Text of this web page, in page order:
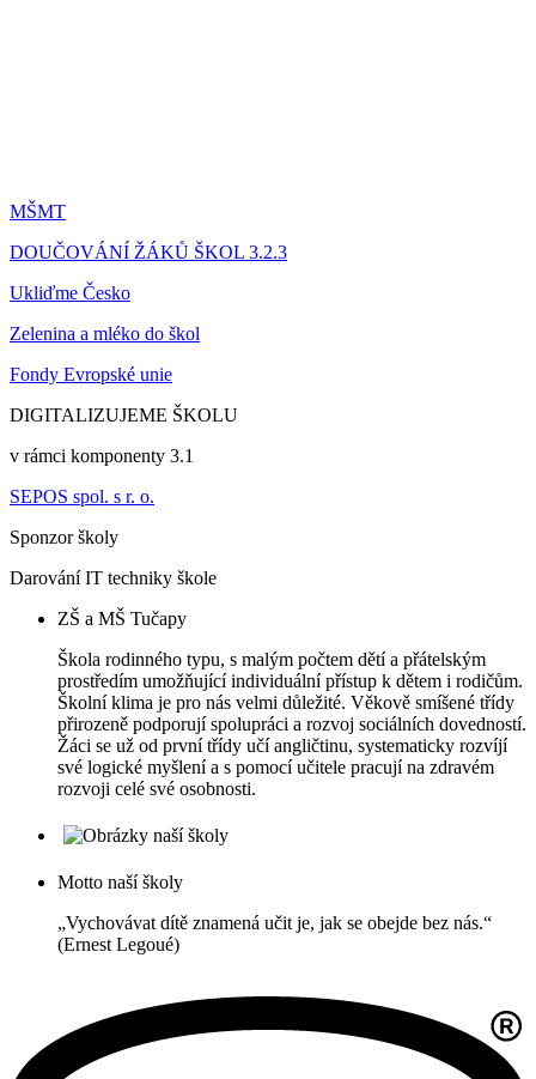
MŠMT
DOUČOVÁNÍ ŽÁKŮ ŠKOL 3.2.3
Ukliďme Česko
Zelenina a mléko do škol
Fondy Evropské unie
DIGITALIZUJEME ŠKOLU
v rámci komponenty 3.1
SEPOS spol. s r. o.
Sponzor školy
Darování IT techniky škole
ZŠ a MŠ Tučapy
Škola rodinného typu, s malým počtem dětí a přátelským
prostředím umožňující individuální přístup k dětem i rodičům.
Školní klima je pro nás velmi důležité. Věkově smíšené třídy
přirozeně podporují spolupráci a rozvoj sociálních dovedností.
Žáci se už od první třídy učí angličtinu, systematicky rozvíjí
své logické myšlení a s pomocí učitele pracují na zdravém
rozvoji celé své osobnosti.
Motto naší školy
„Vychovávat dítě znamená učit je, jak se obejde bez nás.“
(Ernest Legoué)